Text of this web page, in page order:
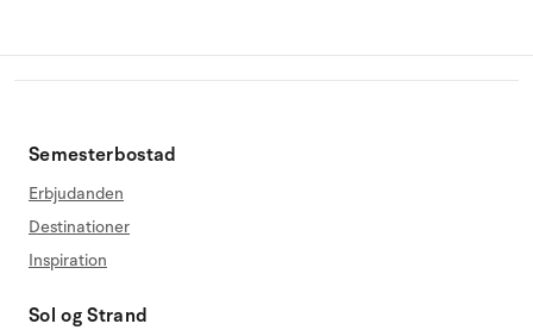
Semesterbostad
Erbjudanden
Destinationer
Inspiration
Sol og Strand